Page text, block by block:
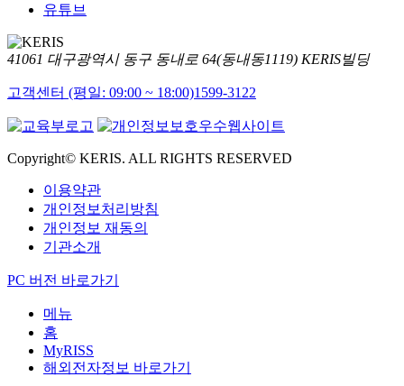
유튜브
41061 대구광역시 동구 동내로 64(동내동1119) KERIS빌딩
고객센터 (평일: 09:00 ~ 18:00)1599-3122
Copyright© KERIS. ALL RIGHTS RESERVED
이용약관
개인정보처리방침
개인정보 재동의
기관소개
PC 버전 바로가기
메뉴
홈
MyRISS
해외전자정보 바로가기